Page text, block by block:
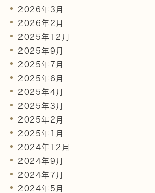
2026年3月
2026年2月
2025年12月
2025年9月
2025年7月
2025年6月
2025年4月
2025年3月
2025年2月
2025年1月
2024年12月
2024年9月
2024年7月
2024年5月